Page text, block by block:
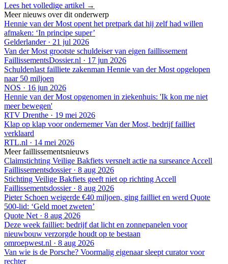
Lees het volledige artikel →
Meer nieuws over dit onderwerp
Hennie van der Most opent het pretpark dat hij zelf had willen
afmaken: ‘In principe super’
Gelderlander· 21 jul 2026
Van der Most grootste schuldeiser van eigen faillissement
FaillissementsDossier.nl · 17 jun 2026
Schuldenlast failliete zakenman Hennie van der Most opgelopen
naar 50 miljoen
NOS · 16 jun 2026
Hennie van der Most opgenomen in ziekenhuis: 'Ik kon me niet
meer bewegen'
RTV Drenthe · 19 mei 2026
Klap op klap voor ondernemer Van der Most, bedrijf failliet
verklaard
RTL.nl · 14 mei 2026
Meer faillissementsnieuws
Claimstichting Veilige Bakfiets versnelt actie na surseance Accell
Faillissementsdossier· 8 aug 2026
Stichting Veilige Bakfiets geeft niet op richting Accell
Faillissementsdossier· 8 aug 2026
Pieter Schoen weigerde €40 miljoen, ging failliet en werd Quote
500-lid: ‘Geld moet zweten’
Quote Net · 8 aug 2026
Deze week failliet: bedrijf dat licht en zonnepanelen voor
nieuwbouw verzorgde houdt op te bestaan
omroepwest.nl · 8 aug 2026
Van wie is de Porsche? Voormalig eigenaar sleept curator voor
rechter